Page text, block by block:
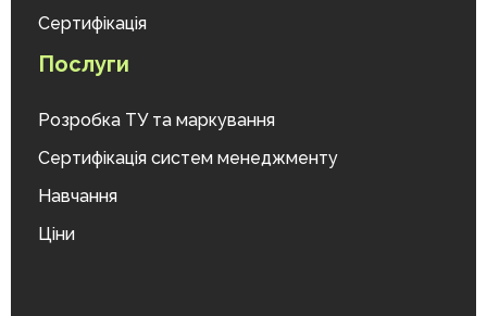
Сертифікація
Послуги
Розробка ТУ та маркування
Сертифікація систем менеджменту
Навчання
Ціни